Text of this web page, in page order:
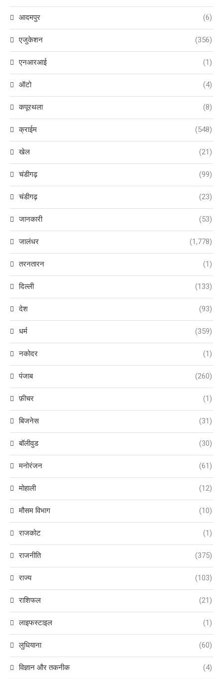
आदमपुर (6)
एजुकेशन (356)
एनआरआई (1)
ऑटो (4)
कपूरथला (8)
क्राईम (548)
खेल (21)
चंडीगढ़ (99)
चंडीगढ़ (23)
जानकारी (53)
जालंधर (1,778)
तरनतारन (1)
दिल्ली (133)
देश (93)
धर्म (359)
नकोदर (1)
पंजाब (260)
फ़ीचर (1)
बिजनेस (31)
बॉलीवुड (30)
मनोरंजन (61)
मोहाली (12)
मौसम विभाग (10)
राजकोट (1)
राजनीति (375)
राज्य (103)
राशिफल (21)
लाइफस्टाइल (1)
लुधियाना (60)
विज्ञान और तकनीक (4)